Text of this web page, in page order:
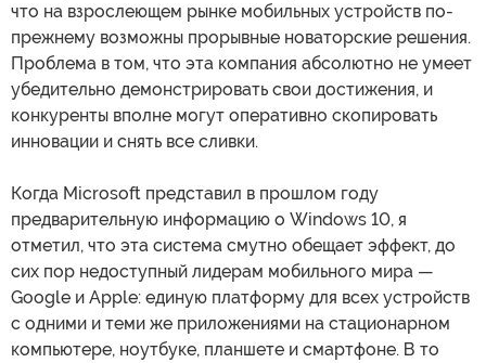
что на взрослеющем рынке мобильных устройств по-
прежнему возможны прорывные новаторские решения.
Проблема в том, что эта компания абсолютно не умеет
убедительно демонстрировать свои достижения, и
конкуренты вполне могут оперативно скопировать
инновации и снять все сливки.
Когда Microsoft представил в прошлом году
предварительную информацию о Windows 10, я
отметил, что эта система смутно обещает эффект, до
сих пор недоступный лидерам мобильного мира —
Google и Apple: единую платформу для всех устройств
с одними и теми же приложениями на стационарном
компьютере, ноутбуке, планшете и смартфоне. В то